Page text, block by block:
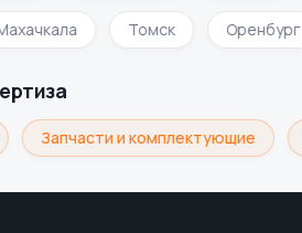
Махачкала Томск Оренбург
Запчасти и комплектующие